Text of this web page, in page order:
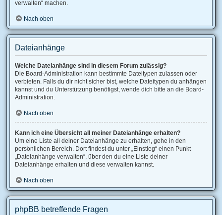
verwalten“ machen.
Nach oben
Dateianhänge
Welche Dateianhänge sind in diesem Forum zulässig?
Die Board-Administration kann bestimmte Dateitypen zulassen oder
verbieten. Falls du dir nicht sicher bist, welche Dateitypen du anhängen
kannst und du Unterstützung benötigst, wende dich bitte an die Board-
Administration.
Nach oben
Kann ich eine Übersicht all meiner Dateianhänge erhalten?
Um eine Liste all deiner Dateianhänge zu erhalten, gehe in den
persönlichen Bereich. Dort findest du unter „Einstieg“ einen Punkt
„Dateianhänge verwalten“, über den du eine Liste deiner
Dateianhänge erhalten und diese verwalten kannst.
Nach oben
phpBB betreffende Fragen